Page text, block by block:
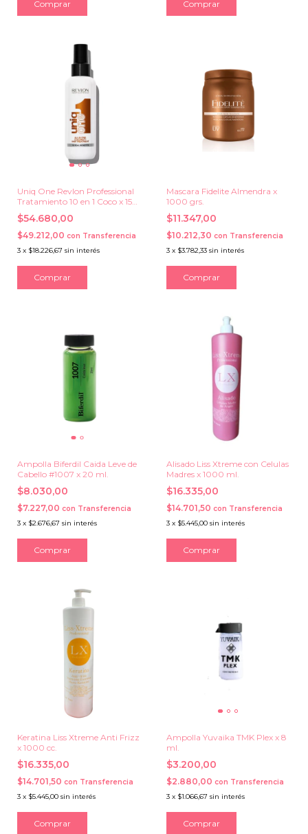
Uniq One Revlon Professional
Tratamiento 10 en 1 Coco x 150
ml.
$54.680,00
$49.212,00 con Transferencia
3 x $18.226,67 sin interés
Mascara Fidelite Almendra x
1000 grs.
$11.347,00
$10.212,30 con Transferencia
3 x $3.782,33 sin interés
Ampolla Biferdil Caida Leve de
Cabello #1007 x 20 ml.
$8.030,00
$7.227,00 con Transferencia
3 x $2.676,67 sin interés
Alisado Liss Xtreme con Celulas
Madres x 1000 ml.
$16.335,00
$14.701,50 con Transferencia
3 x $5.445,00 sin interés
Keratina Liss Xtreme Anti Frizz
x 1000 cc.
$16.335,00
$14.701,50 con Transferencia
3 x $5.445,00 sin interés
Ampolla Yuvaika TMK Plex x 8
ml.
$3.200,00
$2.880,00 con Transferencia
3 x $1.066,67 sin interés